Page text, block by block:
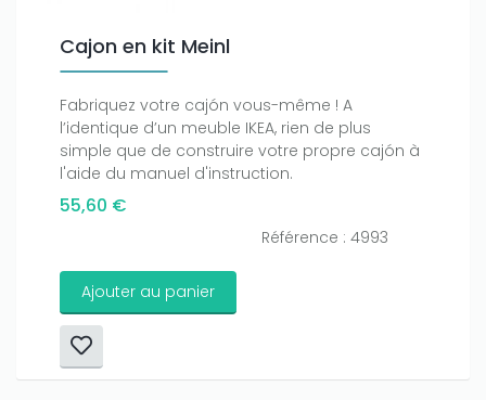
Cajon en kit Meinl
Fabriquez votre cajón vous-même ! A
l’identique d’un meuble IKEA, rien de plus
simple que de construire votre propre cajón à
l'aide du manuel d'instruction.
55,60 €
Référence : 4993
Ajouter au panier